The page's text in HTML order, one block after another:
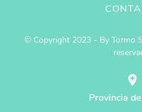
© Copyright 2023 - By Tormo
Provincia